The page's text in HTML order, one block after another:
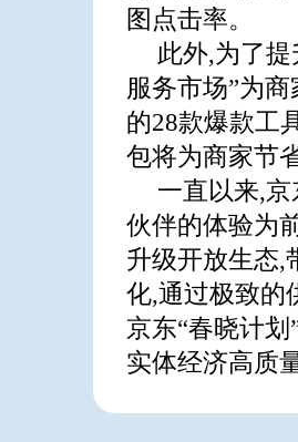
图点击率。
此外,为了
服务市场”为
的28款爆款工
包将为商家节
一直以来,
伙伴的体验为
升级开放生态,
化,通过极致的
京东“春晓计
实体经济高质